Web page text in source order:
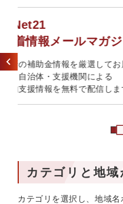
掲載希望受付フ
​公的な機関あるいは​
それに類する機関の方
る方は​
こちらのフォームから
カテゴリと地域
カテゴリを選択し、地域